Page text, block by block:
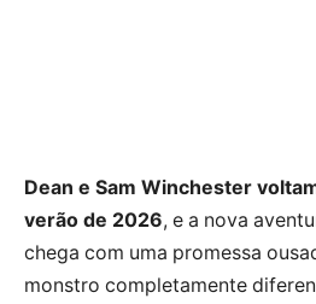
Dean e Sam Winchester
verão de 2026, e a nova
chega com uma promessa
monstro completamente